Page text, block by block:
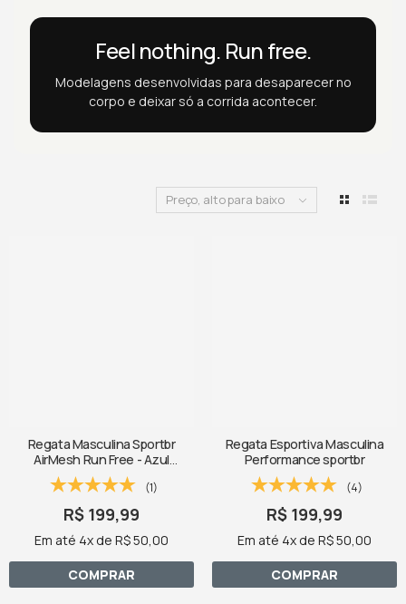
Feel nothing. Run free.
Modelagens desenvolvidas para desaparecer no
corpo e deixar só a corrida acontecer.
Preço, alto para baixo
Regata Masculina Sportbr
AirMesh Run Free - Azul
Degradê
(1)
R$ 199,99
Em até 4x de R$ 50,00
COMPRAR
Regata Esportiva Masculina
Performance sportbr
(4)
R$ 199,99
Em até 4x de R$ 50,00
COMPRAR